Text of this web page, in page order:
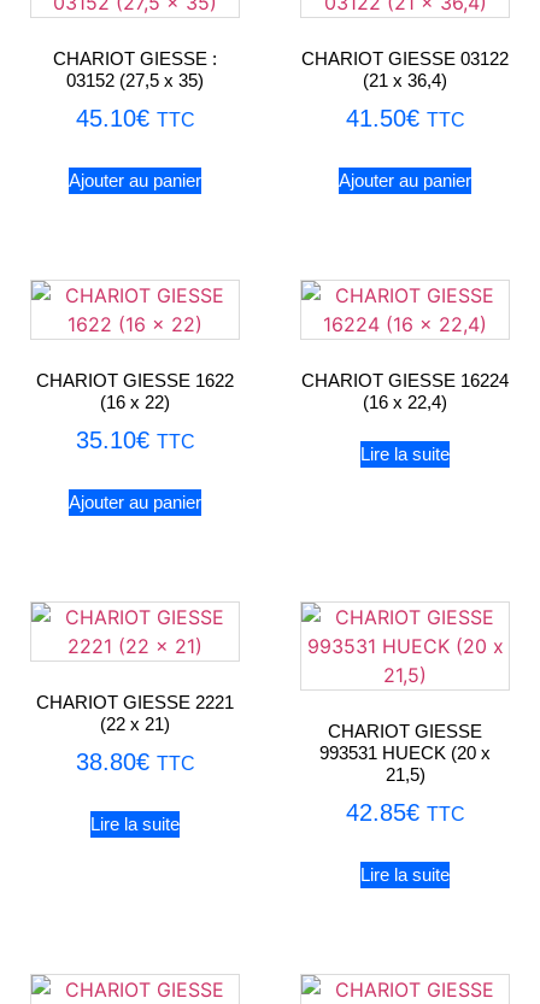
CHARIOT GIESSE :
03152 (27,5 x 35)
45.10€ TTC
Ajouter au panier
CHARIOT GIESSE 03122
(21 x 36,4)
41.50€ TTC
Ajouter au panier
CHARIOT GIESSE 1622
(16 x 22)
35.10€ TTC
Ajouter au panier
CHARIOT GIESSE 16224
(16 x 22,4)
Lire la suite
CHARIOT GIESSE 2221
(22 x 21)
38.80€ TTC
Lire la suite
CHARIOT GIESSE
993531 HUECK (20 x
21,5)
42.85€ TTC
Lire la suite